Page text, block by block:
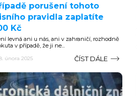
porušení tohoto
pravidla zaplatíte
Kč
levná ani u nás, ani v zahraničí, rozhodně
v případě, že ji ne...
února 2025 ČÍST DÁLE